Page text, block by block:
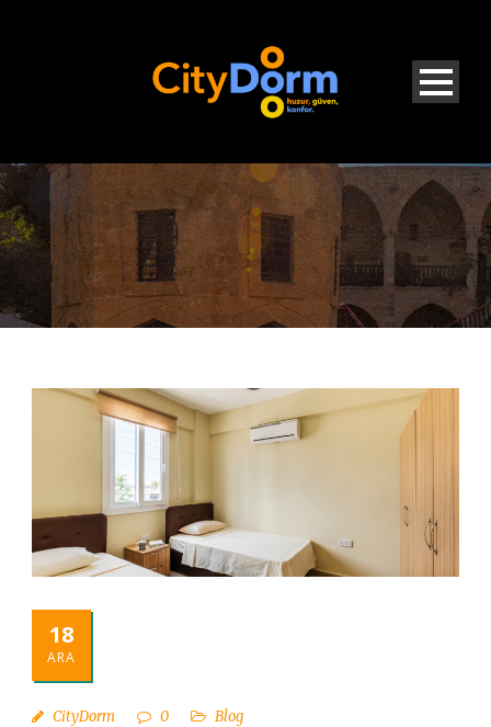
Türkçe
18
ARA
CityDorm 0 Blog